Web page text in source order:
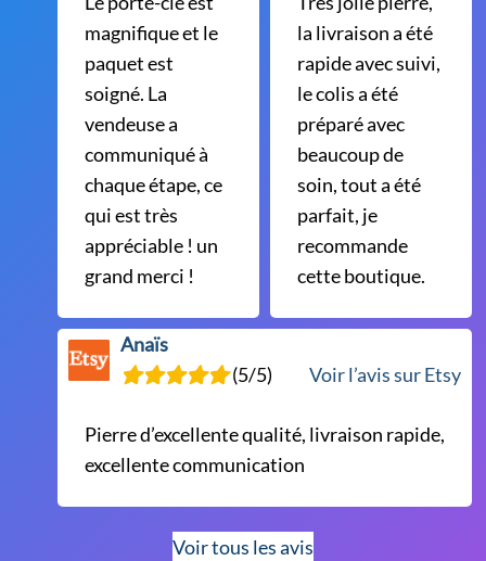
magnifique et le
paquet est
soigné. La
vendeuse a
communiqué à
chaque étape, ce
qui est très
appréciable ! un
grand merci !
la livraison a été
rapide avec suivi,
le colis a été
préparé avec
beaucoup de
soin, tout a été
parfait, je
recommande
cette boutique.
Anaïs
(5/5)
Voir l’avis sur Etsy
Pierre d’excellente qualité, livraison rapide,
excellente communication
Voir tous les avis